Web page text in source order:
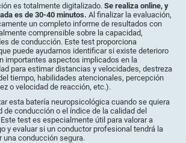
es totalmente digitalizado.Se realiza online, y
es de 30-40 minutos. Al finalizar la evaluación,
un completo informe de resultados con
comprensible sobre la capacidad,
de conducción. Este test proporciona
puede ayudarnos identificar si existe deterioro
importantes aspectos implicados en la
para estimar distancias y velocidades, destreza
tiempo, habilidades atencionales, percepción
o velocidad de reacción, etc.).
esta batería neuropsicológica cuando se quiera
de conducción o el índice de la calidad del
test es especialmente útil para valorar a
y evaluar si un conductor profesional tendrá la
una conducción segura.